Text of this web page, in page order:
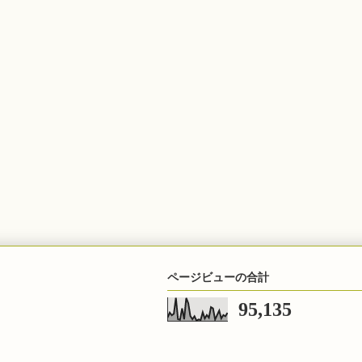
ページビューの合計
95,135